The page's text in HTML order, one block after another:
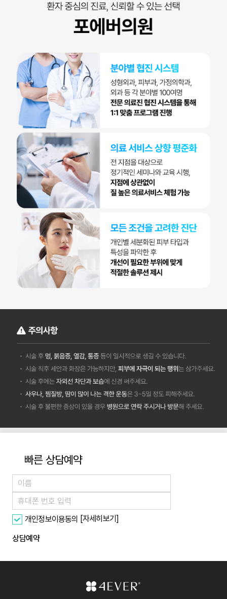
빠른 상담예약
개인정보이용동의 [자세히보기]
상담예약